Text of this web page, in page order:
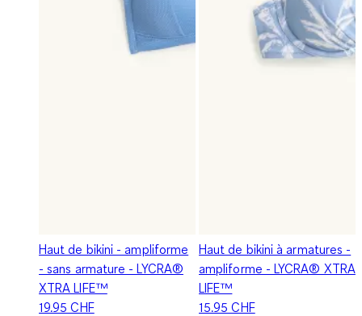
Haut de bikini - ampliforme
- sans armature - LYCRA®
XTRA LIFE™
19.95 CHF
Haut de bikini à armatures -
ampliforme - LYCRA® XTRA
LIFE™
15.95 CHF